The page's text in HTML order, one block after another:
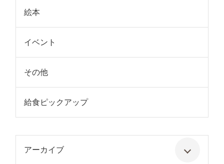
絵本
イベント
その他
給食ピックアップ
アーカイブ